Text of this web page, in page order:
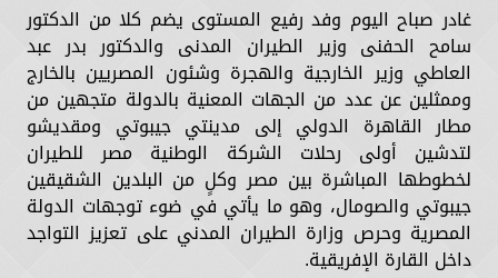
غادر صباح اليوم وفد رفيع المستوى يضم كلا من الدكتور
سامح الحفنى وزير الطيران المدنى والدكتور بدر عبد
العاطي وزير الخارجية والهجرة وشئون المصريين بالخارج
وممثلين عن عدد من الجهات المعنية بالدولة متجهين من
مطار القاهرة الدولي إلى مدينتي جيبوتي ومقديشو
لتدشين أولى رحلات الشركة الوطنية مصر للطيران
لخطوطها المباشرة بين مصر وكلٍ من البلدين الشقيقين
جيبوتي والصومال، وهو ما يأتي في ضوء توجهات الدولة
المصرية وحرص وزارة الطيران المدني على تعزيز التواجد
داخل القارة الإفريقية.